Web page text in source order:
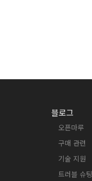
블로그
오픈마루
구매 관련
기술 지원
트러블 슈팅